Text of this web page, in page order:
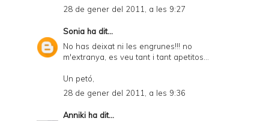
28 de gener del 2011, a les 9:27
Sonia ha dit...
No has deixat ni les engrunes!!! no
m'extranya, es veu tant i tant apetitos...
Un petó,
28 de gener del 2011, a les 9:36
Anniki ha dit...